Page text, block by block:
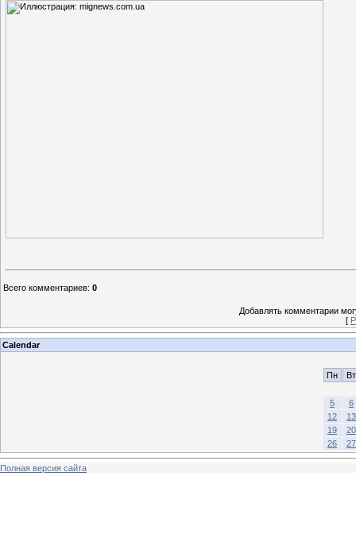
Всего комментариев: 0
Добавлять комментарии
[
Calendar
Пн Вт
5
6
12
13
19
20
26
27
Полная версия сайта